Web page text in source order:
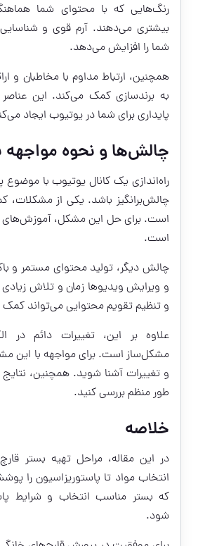
رنگ‌هایی که با محتوای شما
بیشتری می‌دهند. آرم قوی و شناسایی
شما را افزایش می‌دهد.
همچنین، ارتباط مداوم با مخاطبان و
به برندسازی کمک می‌کند. این
پایداری برای شما در یوتیوب ایجاد
چالش‌ها و نحوه مواجهه
راه‌اندازی یک کانال یوتیوب با
چالش‌برانگیز باشد. یکی از مشکلات،
است. برای حل این مشکل، آموزش‌های
است.
چالش دیگر، تولید محتوای مستمر
و ویرایش ویدیوها زمان و تلاش زیادی
و تنظیم تقویم محتوایی می‌تواند کمک
علاوه بر این، تغییرات دائم در
مشکل‌ساز است. برای مواجهه با این
و تغییرات آشنا شوید. همچنین،
طور منظم بررسی کنید.
خلاصه
در این مقاله، مراحل تهیه بستر
انتخاب مواد تا پاستوریزاسیون را
که بستر مناسب انتخاب و شرایط
شود.